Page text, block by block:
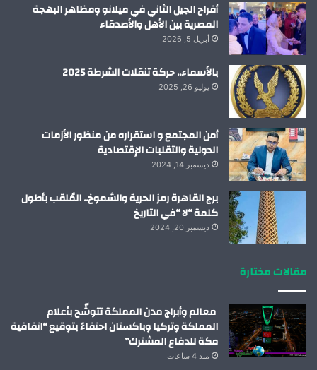
أفراح الجيل الثاني في ميلانو ومظاهر البهجة
المصرية بين الأهل والأصدقاء
أبريل 5, 2026
بالأسماء.. حركة تنقلات الشرطة 2025
يوليو 26, 2025
أمن المجتمع و استقراره من منظور الأزمات
الدولية والتقلبات الإقتصادية
ديسمبر 14, 2024
برج القاهرة رمز الحرية والشموخ.. المُلقب بأطول
كلمة “لا “في التاريخ
ديسمبر 20, 2024
مقالات مختارة
معالم وأبراج مدن المملكة تتوشّح بأعلام
المملكة وتركيا وباكستان احتفاءً بتوقيع “اتفاقية
مكة للدفاع المشترك”
منذ 4 ساعات